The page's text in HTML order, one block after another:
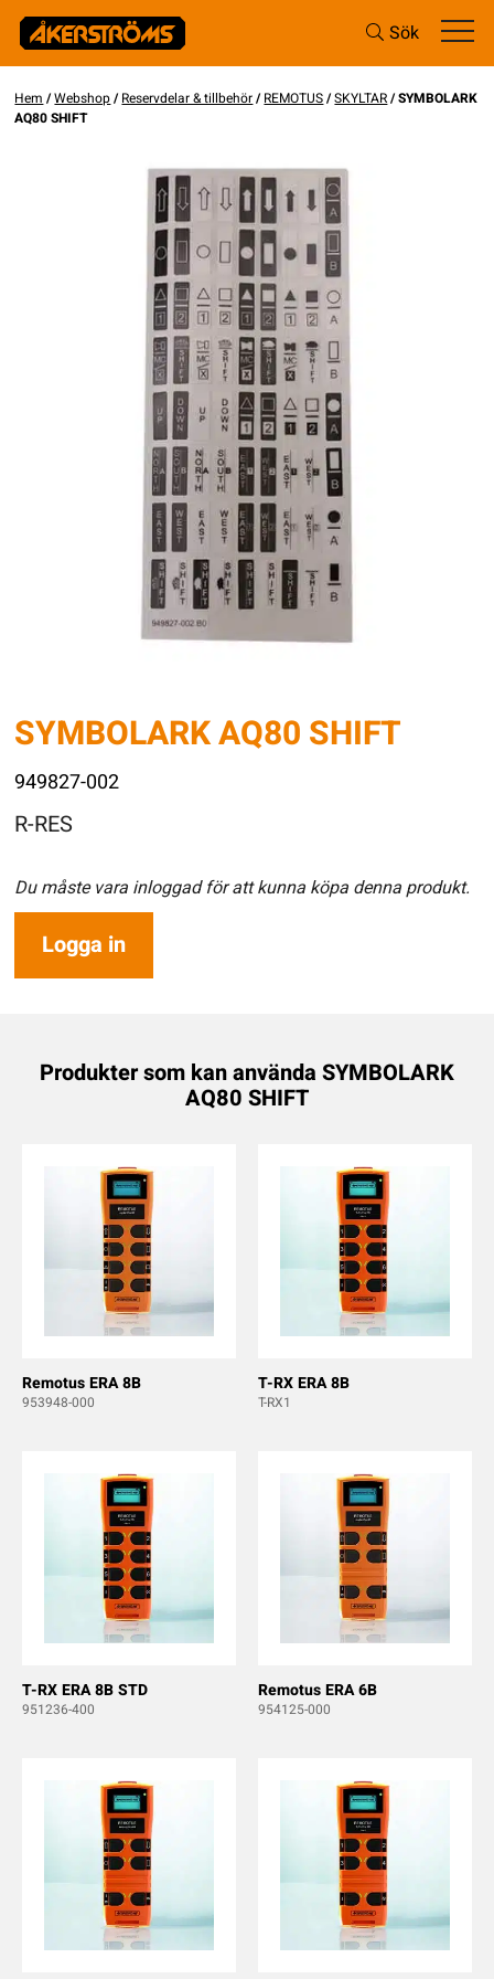
Sök
Hem /Webshop/Reservdelar & tillbehör/REMOTUS/SKYLTAR/ SYMBOLARK
AQ80 SHIFT
SYMBOLARK AQ80 SHIFT
949827-002
R-RES
Du måste vara inloggad för att kunna köpa denna produkt.
Logga in
Produkter som kan använda SYMBOLARK
AQ80 SHIFT
Remotus ERA 8B
953948-000
T-RX ERA 8B
T-RX1
T-RX ERA 8B STD
951236-400
Remotus ERA 6B
954125-000